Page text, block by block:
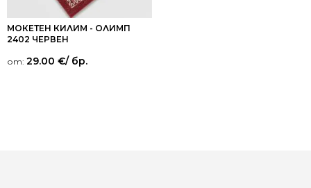
МОКЕТЕН КИЛИМ - ОЛИМП
2402 ЧЕРВЕН
от: 29.00 €/ бр.